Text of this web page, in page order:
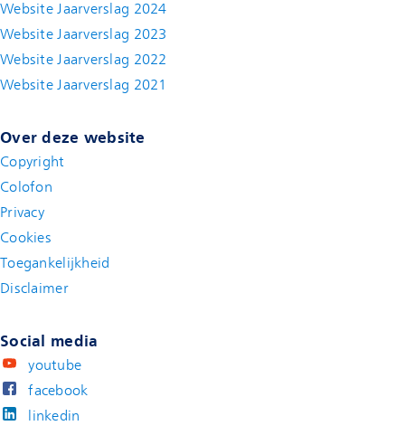
Website Jaarverslag 2024
Website Jaarverslag 2023
Website Jaarverslag 2022
Website Jaarverslag 2021
Over deze website
Copyright
Colofon
Privacy
Cookies
Toegankelijkheid
Disclaimer(new window)
Social media
youtube
facebook
linkedin